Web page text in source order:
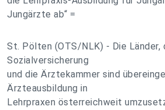
Jungärzte ab“ =
St. Pölten (OTS/NLK) - Die Länder,
Sozialversicherung
und die Ärztekammer sind
Ärzteausbildung in
Lehrpraxen österreichweit